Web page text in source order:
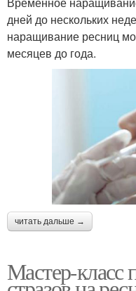
дней до нескольких
наращивание ресниц
месяцев до года.
читать дальше →
Мастер-класс